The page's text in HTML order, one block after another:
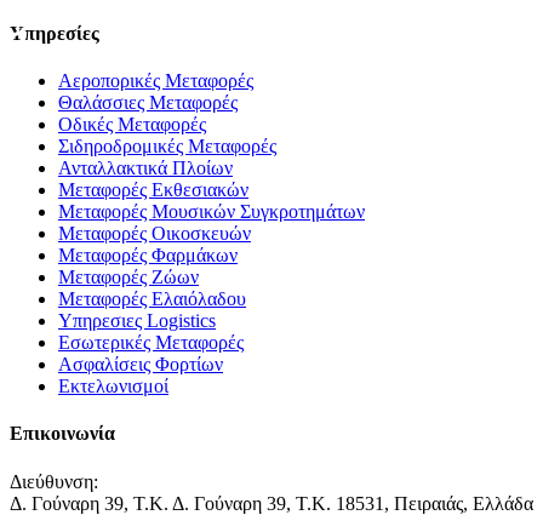
Υπηρεσίες
Αεροπορικές Μεταφορές
Θαλάσσιες Μεταφορές
Οδικές Μεταφορές
Σιδηροδρομικές Μεταφορές
Ανταλλακτικά Πλοίων
Μεταφορές Εκθεσιακών
Μεταφορές Μουσικών Συγκροτημάτων
Μεταφορές Οικοσκευών
Μεταφορές Φαρμάκων
Μεταφορές Ζώων
Μεταφορές Ελαιόλαδου
Υπηρεσιες Logistics
Εσωτερικές Μεταφορές
Ασφαλίσεις Φορτίων
Εκτελωνισμοί
Επικοινωνία
Διεύθυνση:
Δ. Γούναρη 39, Τ.Κ. Δ. Γούναρη 39, Τ.Κ. 18531, Πειραιάς, Ελλάδα